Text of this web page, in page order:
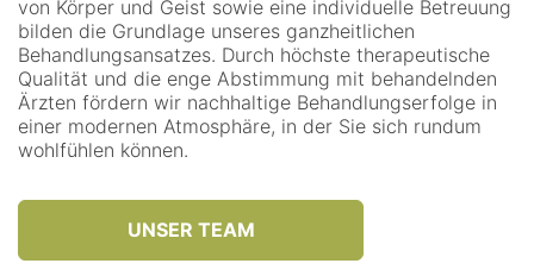
von Körper und Geist sowie eine individuelle Betreuung
bilden die Grundlage unseres ganzheitlichen
Behandlungsansatzes. Durch höchste therapeutische
Qualität und die enge Abstimmung mit behandelnden
Ärzten fördern wir nachhaltige Behandlungserfolge in
einer modernen Atmosphäre, in der Sie sich rundum
wohlfühlen können.
UNSER TEAM